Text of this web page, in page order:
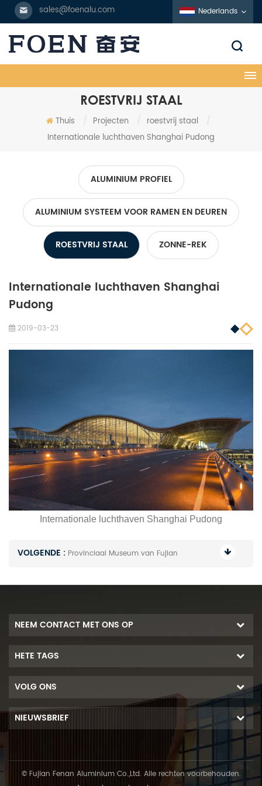
sales@foenalu.com Nederlands
ROESTVRIJ STAAL
Thuis / Projecten / roestvrij staal
/
Internationale luchthaven Shanghai Pudong
ALUMINIUM PROFIEL
ALUMINIUM SYSTEEM VOOR RAMEN EN DEUREN
ROESTVRIJ STAAL ZONNE-REK
Internationale luchthaven Shanghai
Pudong
2019-03-23
Internationale luchthaven Shanghai Pudong
VOLGENDE : Provinciaal Museum van Fujian
NEEM CONTACT MET ONS OP
HETE TAGS
VOLG ONS
NIEUWSBRIEF
© Fujian Fenan Aluminium Co.,Ltd. Alle rechten voorbehouden.